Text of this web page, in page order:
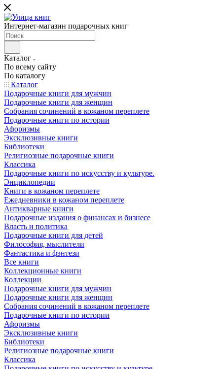
Интернет-магазин подарочных книг
Каталог
По всему сайту
По каталогу
Каталог
Подарочные книги для мужчин
Подарочные книги для женщин
Собрания сочинений в кожаном переплете
Подарочные книги по истории
Афоризмы
Эксклюзивные книги
Библиотеки
Религиозные подарочные книги
Классика
Подарочные книги по искусству и культуре.
Энциклопедии
Книги в кожаном переплете
Ежедневники в кожаном переплете
Антикварные книги
Подарочные издания о финансах и бизнесе
Власть и политика
Подарочные книги для детей
Философия, мыслители
Фантастика и фэнтези
Все книги
Коллекционные книги
Коллекции
Подарочные книги для мужчин
Подарочные книги для женщин
Собрания сочинений в кожаном переплете
Подарочные книги по истории
Афоризмы
Эксклюзивные книги
Библиотеки
Религиозные подарочные книги
Классика